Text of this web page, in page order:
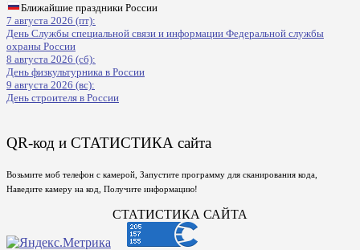
Ближайшие праздники России
7 августа 2026 (пт):
День Службы специальной связи и информации Федеральной службы
охраны России
8 августа 2026 (сб):
День физкультурника в России
9 августа 2026 (вс):
День строителя в России
QR-код и СТАТИСТИКА сайта
Возьмите моб телефон с камерой, Запустите программу для сканирования кода,
Наведите камеру на код, Получите информацию!
СТАТИСТИКА САЙТА